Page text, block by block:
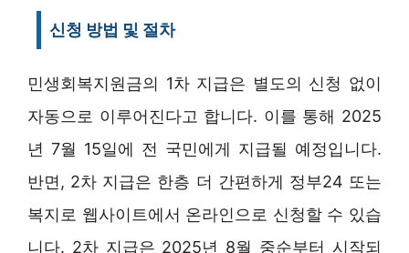
신청 방법 및 절차
민생회복지원금의 1차 지급은 별도의 신청 없이
자동으로 이루어진다고 합니다. 이를 통해 2025
년 7월 15일에 전 국민에게 지급될 예정입니다.
반면, 2차 지급은 한층 더 간편하게 정부24 또는
복지로 웹사이트에서 온라인으로 신청할 수 있습
니다. 2차 지급은 2025년 8월 중순부터 시작되